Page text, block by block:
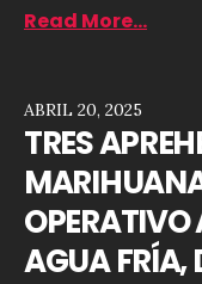
Read More...
TRES
AGUA FRÍA,
ABRIL 20, 2025